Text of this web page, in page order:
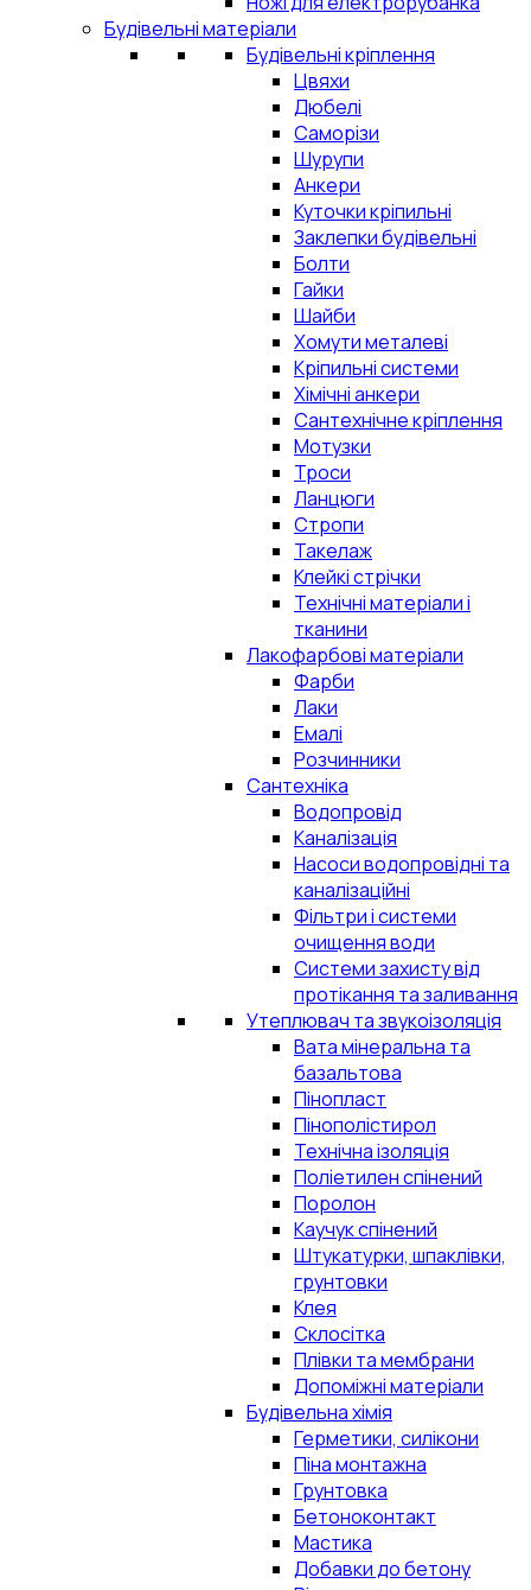
Будівельні матеріали
Будівельні кріплення
Цвяхи
Дюбелі
Саморізи
Шурупи
Анкери
Куточки кріпильні
Заклепки будівельні
Болти
Гайки
Шайби
Хомути металеві
Кріпильні системи
Хімічні анкери
Сантехнічне кріплення
Мотузки
Троси
Ланцюги
Стропи
Такелаж
Клейкі стрічки
Технічні матеріали і
тканини
Лакофарбові матеріали
Фарби
Лаки
Емалі
Розчинники
Сантехніка
Водопровід
Каналізація
Насоси водопровідні та
каналізаційні
Фільтри і системи
очищення води
Системи захисту від
протікання та заливання
Утеплювач та звукоізоляція
Вата мінеральна та
базальтова
Пінопласт
Пінополістирол
Технічна ізоляція
Поліетилен спінений
Поролон
Каучук спінений
Штукатурки, шпаклівки,
грунтовки
Клея
Склосітка
Плівки та мембрани
Допоміжні матеріали
Будівельна хімія
Герметики, силікони
Піна монтажна
Грунтовка
Бетоноконтакт
Мастика
Добавки до бетону